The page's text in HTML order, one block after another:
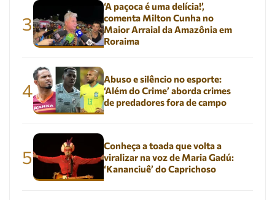
3
‘A paçoca é uma delícia!’,
comenta Milton Cunha no
Maior Arraial da Amazônia em
Roraima
4
Abuso e silêncio no esporte:
‘Além do Crime’ aborda crimes
de predadores fora de campo
5
Conheça a toada que volta a
viralizar na voz de Maria Gadú:
‘Kananciuê’ do Caprichoso